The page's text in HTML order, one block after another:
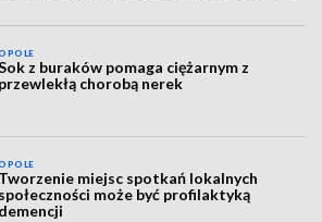
z buraków pomaga ciężarnym z
przewlekłą chorobą nerek
Tworzenie miejsc spotkań lokalnych
społeczności może być profilaktyką
demencji